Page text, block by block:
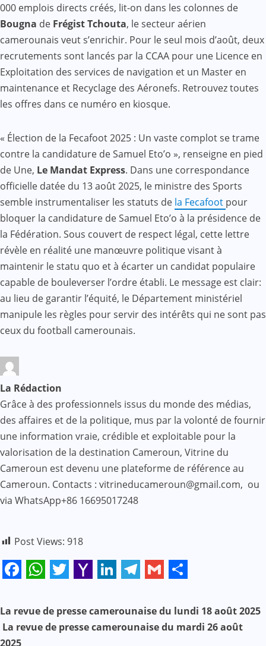
000 emplois directs créés, lit-on dans les colonnes de
Bougna de Frégist Tchouta, le secteur aérien
camerounais veut s’enrichir. Pour le seul mois d’août, deux
recrutements sont lancés par la CCAA pour une Licence en
Exploitation des services de navigation et un Master en
maintenance et Recyclage des Aéronefs. Retrouvez toutes
les offres dans ce numéro en kiosque.
« Élection de la Fecafoot 2025 : Un vaste complot se trame
contre la candidature de Samuel Eto’o », renseigne en pied
de Une, Le Mandat Express. Dans une correspondance
officielle datée du 13 août 2025, le ministre des Sports
semble instrumentaliser les statuts de la Fecafoot pour
bloquer la candidature de Samuel Eto’o à la présidence de
la Fédération. Sous couvert de respect légal, cette lettre
révèle en réalité une manœuvre politique visant à
maintenir le statu quo et à écarter un candidat populaire
capable de bouleverser l’ordre établi. Le message est clair:
au lieu de garantir l’équité, le Département ministériel
manipule les règles pour servir des intérêts qui ne sont pas
ceux du football camerounais.
La Rédaction
Grâce à des professionnels issus du monde des médias,
des affaires et de la politique, mus par la volonté de fournir
une information vraie, crédible et exploitable pour la
valorisation de la destination Cameroun, Vitrine du
Cameroun est devenu une plateforme de référence au
Cameroun. Contacts : vitrineducameroun@gmail.com, ou
via WhatsApp+86 16695017248
Post Views: 918
Mail
N
a
La revue de presse camerounaise du lundi 18 août 2025
La revue de presse camerounaise du mardi 26 août
2025